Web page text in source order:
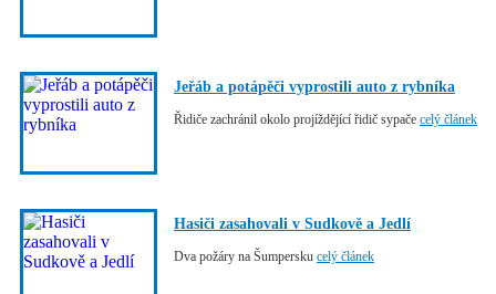
Jeřáb a potápěči vyprostili auto z rybníka
Řidiče zachránil okolo projíždějící řidič sypače celý článek
Hasiči zasahovali v Sudkově a Jedlí
Dva požáry na Šumpersku celý článek